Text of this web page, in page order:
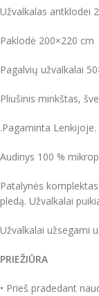
Užvalkalas antklodei
Paklodė 200×220 cm
Pagalvių užvalkalai
Pliušinis minkštas,
.Pagaminta Lenkijoje.
Audinys 100 %
Patalynės
pledą. Užvalkalai
Užvalkalai užsegami
PRIEŽIŪRA
• Prieš pradedant